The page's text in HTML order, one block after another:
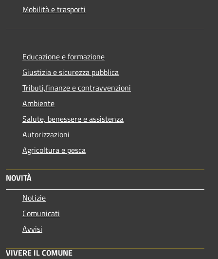
Mobilità e trasporti
Educazione e formazione
Giustizia e sicurezza pubblica
Tributi,finanze e contravvenzioni
Ambiente
Salute, benessere e assistenza
Autorizzazioni
Agricoltura e pesca
NOVITÀ
Notizie
Comunicati
Avvisi
VIVERE IL COMUNE